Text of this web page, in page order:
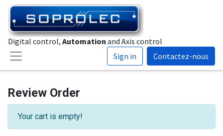
Digital control, Automation and Axis control
Sign in
Contactez-nous
Review Order
Your cart is empty!